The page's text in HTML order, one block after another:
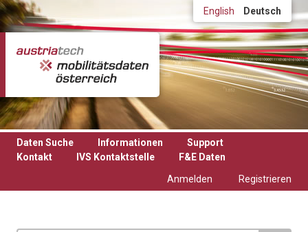
Direkt zum Inhalt English Deutsch
Daten Suche Informationen
Support
Kontakt
IVS Kontaktstelle
F&E Daten
Anmelden
Registrieren